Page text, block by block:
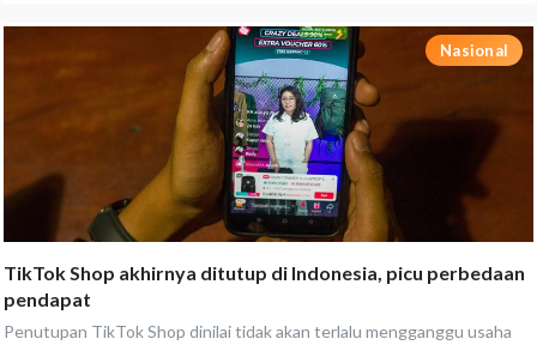
Nasional
TikTok Shop akhirnya ditutup di Indonesia, picu perbedaan
pendapat
Penutupan TikTok Shop dinilai tidak akan terlalu mengganggu usaha